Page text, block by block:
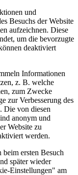
und
Besuchs der Website
aufzeichnen. Diese
um die bevorzugte
deaktiviert
Informationen
z. B. welche
zum Zwecke
zur Verbesserung des
Die von diesen
anonym und
Website zu
werden.
ersten Besuch
später wieder
Einstellungen" am